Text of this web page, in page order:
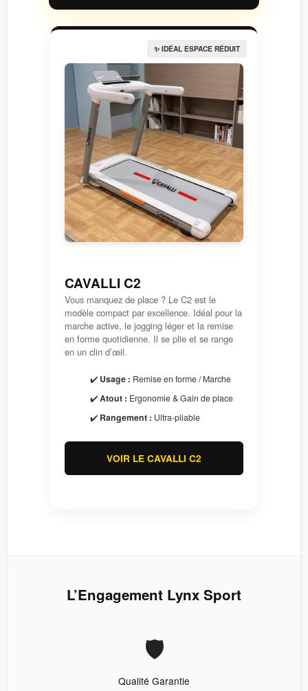
✨ IDÉAL ESPACE RÉDUIT
CAVALLI C2
Vous manquez de place ? Le C2 est le
modèle compact par excellence. Idéal pour la
marche active, le jogging léger et la remise
en forme quotidienne. Il se plie et se range
en un clin d’œil.
✔️ Usage : Remise en forme / Marche
✔️Atout : Ergonomie & Gain de place
✔️ Rangement : Ultra-pliable
VOIR LE CAVALLI C2
L’Engagement Lynx Sport
🛡️
Qualité Garantie